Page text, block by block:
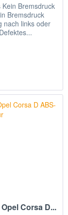
Bremsdruck
Bremsdruck
nach links oder
Corsa D...